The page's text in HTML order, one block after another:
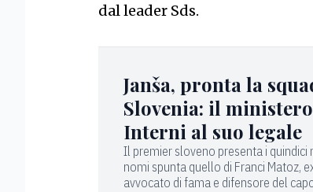
dal leader Sds.
Janša, pronta la
Slovenia: il
Interni al suo legale
Il premier sloveno presenta i quindici
nomi spunta quello di Franci Matoz,
avvocato di fama e difensore del